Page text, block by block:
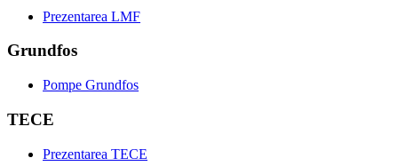
Prezentarea LMF
Grundfos
Pompe Grundfos
TECE
Prezentarea TECE